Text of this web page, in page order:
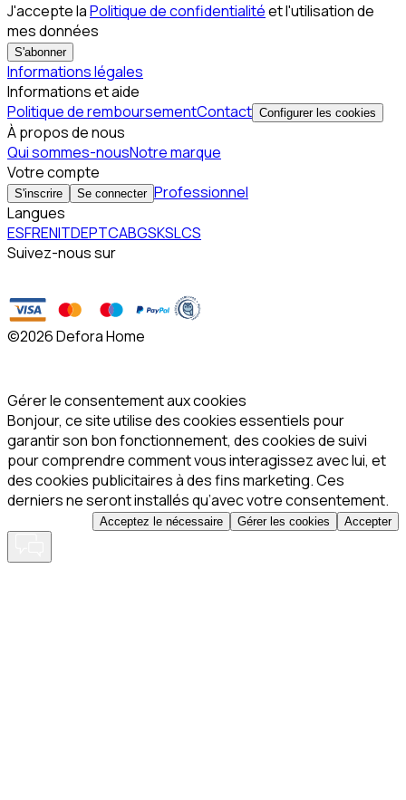
J'accepte laPolitique de confidentialitéet l'utilisation de
mes données
S'abonner
Informations légales
Informations et aide
Politique de remboursementContact Configurer les cookies
À propos de nous
Qui sommes-nousNotre marque
Votre compte
S'inscrire Se connecter Professionnel
Langues
ESFRENITDEPTCABGSKSLCS
Suivez-nous sur
©2026 Defora Home
Gérer le consentement aux cookies
Bonjour, ce site utilise des cookies essentiels pour
garantir son bon fonctionnement, des cookies de suivi
pour comprendre comment vous interagissez avec lui, et
des cookies publicitaires à des fins marketing. Ces
derniers ne seront installés qu’avec votre consentement.
Acceptez le nécessaire Gérer les cookies Accepter